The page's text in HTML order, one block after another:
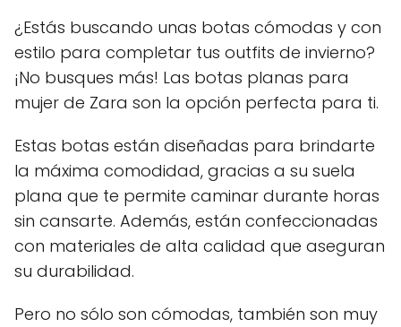
¿Estás buscando unas botas cómodas y con
estilo para completar tus outfits de invierno?
¡No busques más! Las botas planas para
mujer de Zara son la opción perfecta para ti.
Estas botas están diseñadas para brindarte
la máxima comodidad, gracias a su suela
plana que te permite caminar durante horas
sin cansarte. Además, están confeccionadas
con materiales de alta calidad que aseguran
su durabilidad.
Pero no sólo son cómodas, también son muy